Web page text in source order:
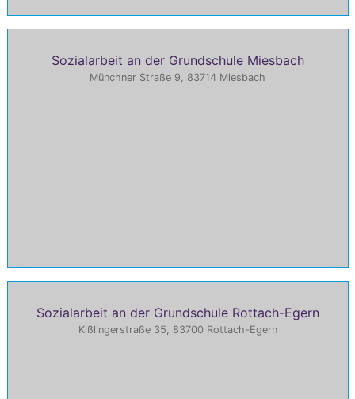
Sozialarbeit an der Grundschule Miesbach
Münchner Straße 9, 83714 Miesbach
Sozialarbeit an der Grundschule Rottach-Egern
Kißlingerstraße 35, 83700 Rottach-Egern